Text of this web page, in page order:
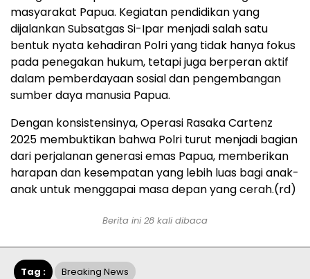
masyarakat Papua. Kegiatan pendidikan yang
dijalankan Subsatgas Si-Ipar menjadi salah satu
bentuk nyata kehadiran Polri yang tidak hanya fokus
pada penegakan hukum, tetapi juga berperan aktif
dalam pemberdayaan sosial dan pengembangan
sumber daya manusia Papua.
Dengan konsistensinya, Operasi Rasaka Cartenz
2025 membuktikan bahwa Polri turut menjadi bagian
dari perjalanan generasi emas Papua, memberikan
harapan dan kesempatan yang lebih luas bagi anak-
anak untuk menggapai masa depan yang cerah.(rd)
Berita ini 28 kali dibaca
Tag : Breaking News